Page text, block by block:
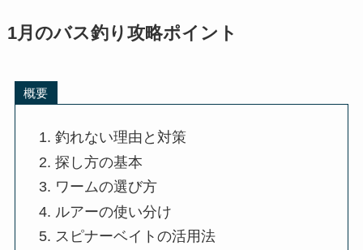
1月のバス釣り攻略ポイント
概要
釣れない理由と対策
探し方の基本
ワームの選び方
ルアーの使い分け
スピナーベイトの活用法